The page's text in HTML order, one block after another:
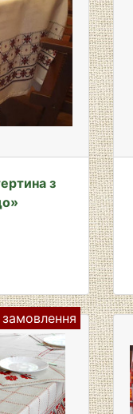
з
замовлення